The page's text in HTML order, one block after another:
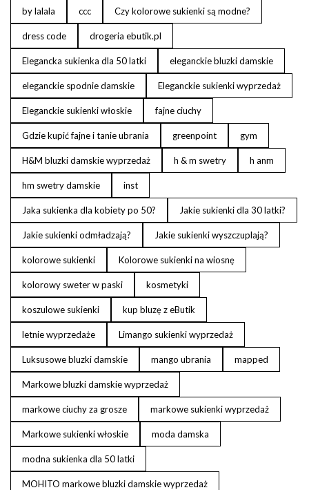
by lalala ccc Czy kolorowe sukienki są modne?
dress code drogeria ebutik.pl
Elegancka sukienka dla 50 latki eleganckie bluzki damskie
eleganckie spodnie damskie Eleganckie sukienki wyprzedaż
Eleganckie sukienki włoskie fajne ciuchy
Gdzie kupić fajne i tanie ubrania greenpoint gym
H&M bluzki damskie wyprzedaż h & m swetry h anm
hm swetry damskie inst
Jaka sukienka dla kobiety po 50? Jakie sukienki dla 30 latki?
Jakie sukienki odmładzają? Jakie sukienki wyszczuplają?
kolorowe sukienki Kolorowe sukienki na wiosnę
kolorowy sweter w paski kosmetyki
koszulowe sukienki kup bluzę z eButik
letnie wyprzedaże Limango sukienki wyprzedaż
Luksusowe bluzki damskie mango ubrania mapped
Markowe bluzki damskie wyprzedaż
markowe ciuchy za grosze markowe sukienki wyprzedaż
Markowe sukienki włoskie moda damska
modna sukienka dla 50 latki
MOHITO markowe bluzki damskie wyprzedaż